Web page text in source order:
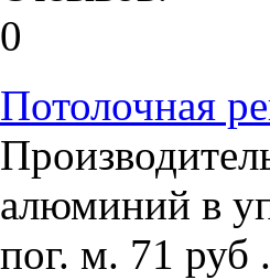
Потолочная
алюминий в
пог. м. 71 руб